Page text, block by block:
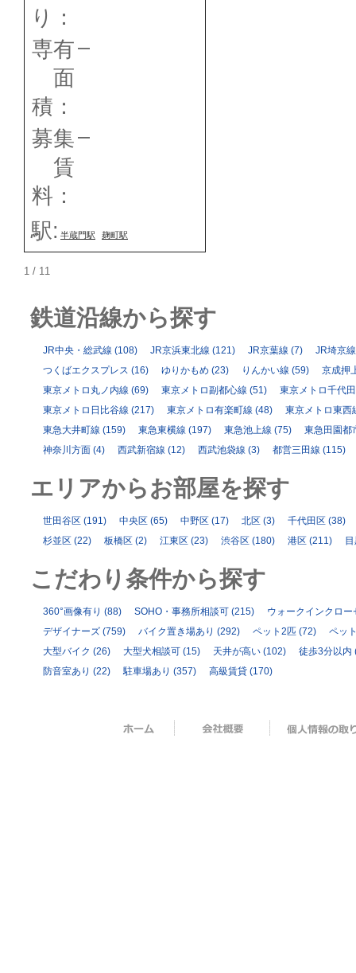
り：
専有
面
積：
–
募集
賃
料：
–
駅: 半蔵門駅 麹町駅
1 / 1 1
鉄道沿線から探す
JR中央・総武線 (108) JR京浜東北線 (121) JR京葉線 (7)
JR埼京線
つくばエクスプレス (16) ゆりかもめ (23) りんかい線 (59)
京成押
東京メトロ丸ノ内線 (69) 東京メトロ副都心線 (51)
東京メトロ千代
東京メトロ日比谷線 (217) 東京メトロ有楽町線 (48)
東京メトロ東西
東急大井町線 (159) 東急東横線 (197) 東急池上線 (75)
東急田園都
神奈川方面 (4) 西武新宿線 (12) 西武池袋線 (3) 都営三田線 (115)
エリアからお部屋を探す
世田谷区 (191) 中央区 (65) 中野区 (17) 北区 (3) 千代田区 (38)
杉並区 (22) 板橋区 (2) 江東区 (23) 渋谷区 (180) 港区 (211)
こだわり条件から探す
360°画像有り (88) SOHO・事務所相談可 (215)
ウォークインクロー
デザイナーズ (759) バイク置き場あり (292) ペット2匹 (72)
ペッ
大型バイク (26) 大型犬相談可 (15) 天井が高い (102) 徒歩3分以内
防音室あり (22) 駐車場あり (357) 高級賃貸 (170)